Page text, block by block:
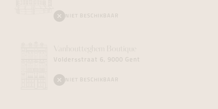
NIET BESCHIKBAAR
Vanhoutteghem Boutique
Voldersstraat 6, 9000 Gent
NIET BESCHIKBAAR